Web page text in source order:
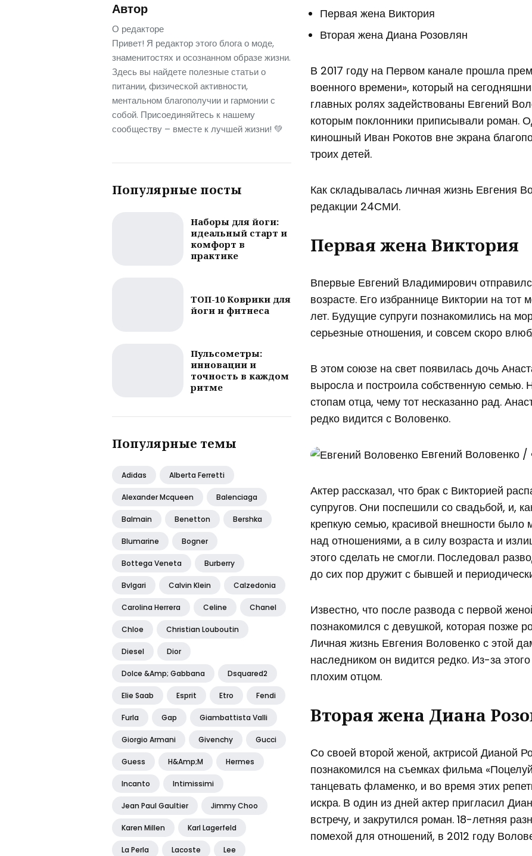
Автор
О редакторе
Привет! Я редактор этого блога о моде,
знаменитостях и осознанном образе жизни.
Здесь вы найдете полезные статьи о
питании, физической активности,
ментальном благополучии и гармонии с
собой. Присоединяйтесь к нашему
сообществу – вместе к лучшей жизни! 💚
Популярные посты
Наборы для йоги:
идеальный старт и
комфорт в
практике
ТОП-10 Коврики для
йоги и фитнеса
Пульсометры:
инновации и
точность в каждом
ритме
Популярные темы
Adidas Alberta Ferretti
Alexander Mcqueen Balenciaga
Balmain Benetton Bershka
Blumarine Bogner
Bottega Veneta Burberry
Bvlgari Calvin Klein Calzedonia
Carolina Herrera Celine Chanel
Chloe Christian Louboutin
Diesel Dior
Dolce &amp; Gabbana Dsquared2
Elie Saab Esprit Etro Fendi
Furla Gap Giambattista Valli
Giorgio Armani Givenchy Gucci
Guess H&amp;m Hermes
Incanto Intimissimi
Jean Paul Gaultier Jimmy Choo
Karen Millen Karl Lagerfeld
La Perla Lacoste Lee
Первая жена Виктория
Вторая жена Диана Розовлян
В 2017 году на Первом канале прошла
военного времени», который на
главных ролях задействованы Евгений
которым поклонники приписывали роман.
киношный Иван Рокотов вне экрана
троих детей.
Как складывалась личная жизнь Евгения
редакции 24СМИ.
Первая жена Виктория
Впервые Евгений Владимирович
возрасте. Его избраннице Виктории на тот
лет. Будущие супруги познакомились на
серьезные отношения, и совсем скоро
В этом союзе на свет появилась дочь
выросла и построила собственную семью.
стопам отца, чему тот несказанно рад.
редко видится с Воловенко.
Евгений Воловенко
Актер рассказал, что брак с Викторией
супругов. Они поспешили со свадьбой, и,
крепкую семью, красивой внешности было
над отношениями, а в силу возраста и
этого сделать не смогли. Последовал
до сих пор дружит с бывшей и
Известно, что после развода с первой
познакомился с девушкой, которая позже
Личная жизнь Евгения Воловенко с этой
наследником он видится редко. Из-за
плохим отцом.
Вторая жена Диана
Со своей второй женой, актрисой Дианой
познакомился на съемках фильма
танцевать фламенко, и во время этих
искра. В один из дней актер пригласил
встречу, и закрутился роман. 18-летняя
помехой для отношений, в 2012 году